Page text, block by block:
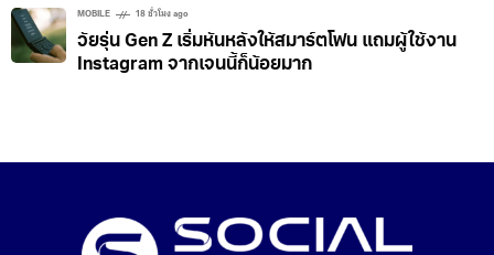
MOBILE 18 ชั่วโมง ago
วัยรุ่น Gen Z เริ่มหันหลังให้สมาร์ตโฟน แถมผู้ใช้งาน
Instagram จากเจนนี้ก็น้อยมาก